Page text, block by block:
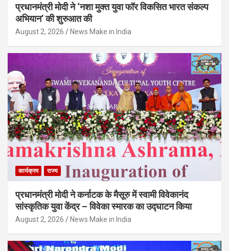
प्रधानमंत्री मोदी ने ‘नशा मुक्त युवा फॉर विकसित भारत संकल्प
अभियान’ की शुरुआत की
August 2, 2026 News Make in India
कार्यक्रम राज्य
प्रधानमंत्री मोदी ने कर्नाटक के मैसूरु में स्वामी विवेकानंद
सांस्कृतिक युवा केंद्र – विवेका स्मारक का उद्घाटन किया
August 2, 2026 News Make in India